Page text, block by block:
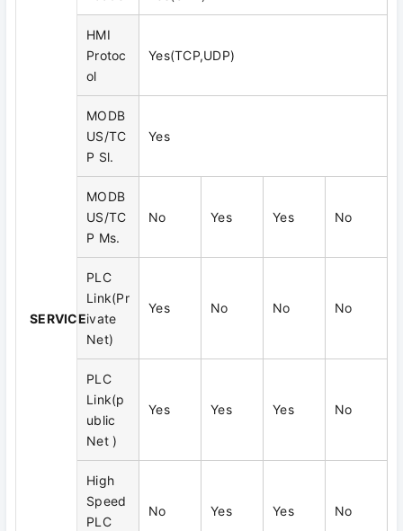
SERVICE
HMI
Protoc
ol
Yes(TCP,UDP)
MODB
US/TC
P Sl.
Yes
MODB
US/TC
P Ms.
No Yes Yes No
PLC
Link(Pr
ivate
Net)
Yes No No No
PLC
Link(p
ublic
Net )
Yes Yes Yes No
High
Speed
PLC
No Yes Yes No